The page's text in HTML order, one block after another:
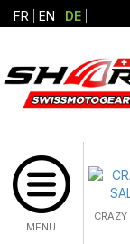
FR EN DE
MENU